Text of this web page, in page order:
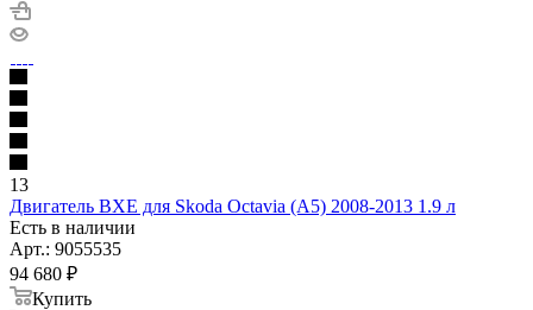
13
Двигатель BXE для Skoda Octavia (A5) 2008-2013 1.9 л
Есть в наличии
Арт.: 9055535
94 680 ₽
Купить